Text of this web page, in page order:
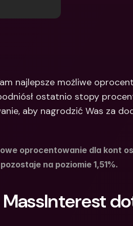
Międzynarodowe konta
najlepsze możliwe
ostatnio stopy
aby nagrodzić Was za
oprocentowanie dla kont
na poziomie 1,51%.